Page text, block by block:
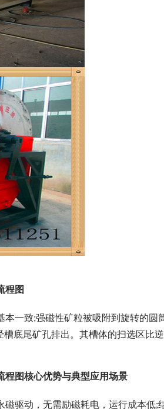
永磁滚筒
程图
一致;强磁性矿粒被吸附到旋转的圆
底尾矿孔排出。其槽体的扫选区比
程图核心优势与典型应用场景
驱动，无需励磁耗电，运行成本低;